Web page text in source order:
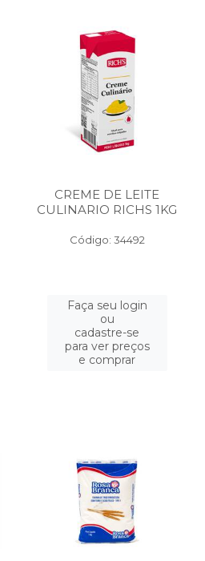
CREME DE LEITE
CULINARIO RICHS 1KG
Código: 34492
Faça seu login
ou
cadastre-se
para ver preços
e comprar